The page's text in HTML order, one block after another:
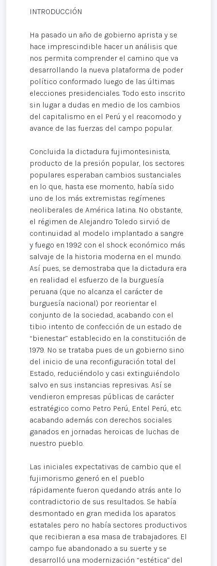
INTRODUCCIÓN
Ha pasado un año de gobierno aprista y se
hace imprescindible hacer un análisis que
nos permita comprender el camino que va
desarrollando la nueva plataforma de poder
político conformado luego de las últimas
elecciones presidenciales. Todo esto inscrito
sin lugar a dudas en medio de los cambios
del capitalismo en el Perú y el reacomodo y
avance de las fuerzas del campo popular.
Concluida la dictadura fujimontesinista,
producto de la presión popular, los sectores
populares esperaban cambios sustanciales
en lo que, hasta ese momento, había sido
uno de los más extremistas regímenes
neoliberales de América latina. No obstante,
el régimen de Alejandro Toledo sirvió de
continuidad al modelo implantado a sangre
y fuego en 1992 con el shock económico más
salvaje de la historia moderna en el mundo.
Así pues, se demostraba que la dictadura era
en realidad el esfuerzo de la burguesía
peruana (que no alcanza el carácter de
burguesía nacional) por reorientar el
conjunto de la sociedad, acabando con el
tibio intento de confección de un estado de
“bienestar” establecido en la constitución de
1979. No se trataba pues de un gobierno sino
del inicio de una reconfiguración total del
Estado, reduciéndolo y casi extinguiéndolo
salvo en sus instancias represivas. Así se
vendieron empresas públicas de carácter
estratégico como Petro Perú, Entel Perú, etc.
acabando además con derechos sociales
ganados en jornadas heroicas de luchas de
nuestro pueblo.
Las iniciales expectativas de cambio que el
fujimorismo generó en el pueblo
rápidamente fueron quedando atrás ante lo
contradictorio de sus resultados. Se había
desmontado en gran medida los aparatos
estatales pero no había sectores productivos
que recibieran a esa masa de trabajadores. El
campo fue abandonado a su suerte y se
desarrolló una modernización “estética” del